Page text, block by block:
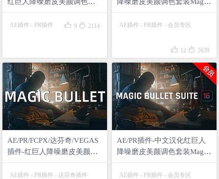
v2023.2.0 Win 含
AE插件 - PR插件  9  2114
系统 含
AE插件 - PR插件 - 会员专区
 12  2639
AE/PR/FCPX/达芬奇/VEGAS
插件-红巨人降噪磨皮美颜调
v2023.1.0 Win
AE插件 - PR插件 - 达芬奇插件
AE/PR插件-中文汉化红巨人
降噪磨皮美颜调色套装Magic
统 含Looks/Denoiser/Cosmo
AE插件 - PR插件 - 会员专区